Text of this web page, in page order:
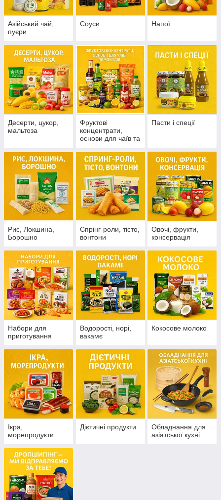
Азійський чай,
пуєри
Соуси Напої
Десерти, цукор,
мальтоза
Фруктові
концентрати,
основи для чаїв та
Пасти і спеції
Рис, Локшина,
Борошно
Cпрінг-роли, тісто,
вонтони
Овочі, фрукти,
консервація
Набори для
приготування
Водорості, норі,
вакамє
Кокосове молоко
Ікра,
морепродукти
Дієтичні продукти
Обладнання для
азіатської кухні